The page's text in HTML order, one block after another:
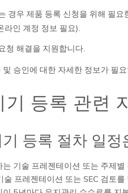
경우 제품 등록 신청을 위해 필
라인 계정 정보 필요).
청 해결을 지원합니다.
승인에 대한 자세한 정보가 필
기 등록 관련
등록 절차 일
기술 프레젠테이션 또는 주제
프레젠테이션 또는 SEC 검토